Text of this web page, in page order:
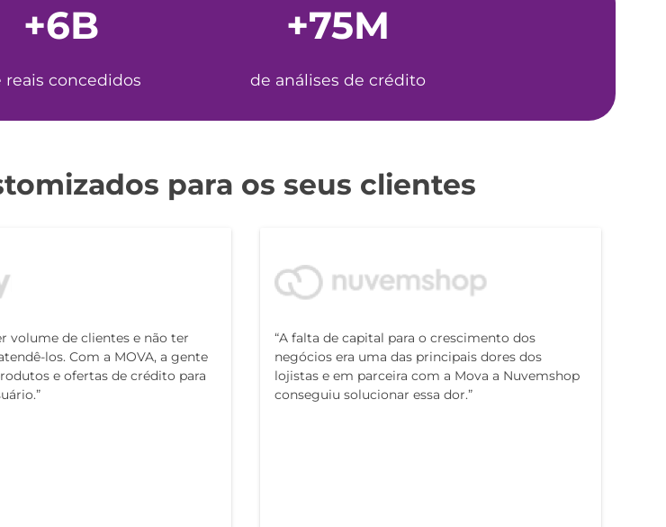
+6B
reais concedidos
+75M
de análises de crédito
para os seus clientes
volume de clientes e não ter
los. Com a MOVA, a gente
e ofertas de crédito para
“A falta de capital para o crescimento dos
negócios era uma das principais dores dos
lojistas e em parceira com a Mova a Nuvemshop
conseguiu solucionar essa dor.”